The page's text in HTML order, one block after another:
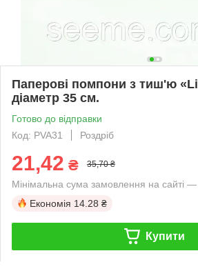
Паперові помпони з тиш'ю
діаметр 35 см.
Готово до відправки
Код: PVA31
Роздріб
21,42 ₴ 35,70 ₴
Мінімальна сума замовлення на сайті
Економія 14.28 ₴
Купити